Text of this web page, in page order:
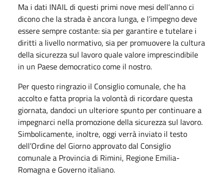
Ma i dati INAIL di questi primi nove mesi dell’anno ci
dicono che la strada è ancora lunga, e l’impegno deve
essere sempre costante: sia per garantire e tutelare i
diritti a livello normativo, sia per promuovere la cultura
della sicurezza sul lavoro quale valore imprescindibile
in un Paese democratico come il nostro.
Per questo ringrazio il Consiglio comunale, che ha
accolto e fatta propria la volontà di ricordare questa
giornata, dandoci un ulteriore spunto per continuare a
impegnarci nella promozione della sicurezza sul lavoro.
Simbolicamente, inoltre, oggi verrà inviato il testo
dell’Ordine del Giorno approvato dal Consiglio
comunale a Provincia di Rimini, Regione Emilia-
Romagna e Governo italiano.